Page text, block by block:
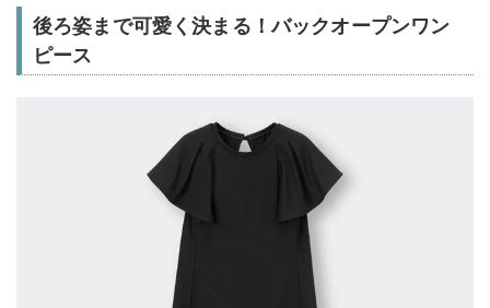
後ろ姿まで可愛く決まる！バックオープンワン
ピース